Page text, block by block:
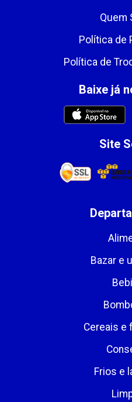
Quem
Política de
Política de
Baixe já
Site
Bazar e
Cereais e
Frios e